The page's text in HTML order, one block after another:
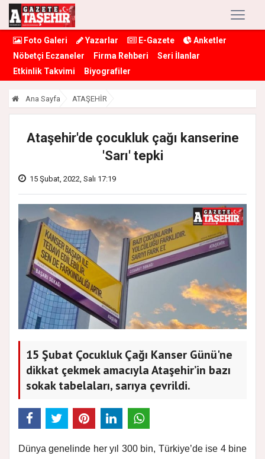
Foto Galeri Yazarlar E-Gazete
Anketler
Nöbetçi Eczaneler
Firma Rehberi
Seri İlanlar
Etkinlik Takvimi
Biyografiler
Ana Sayfa ATAŞEHİR
Ataşehir'de çocukluk çağı kanserine
'Sarı' tepki
15 Şubat, 2022, Salı 17:19
15 Şubat Çocukluk Çağı Kanser Günü'ne
dikkat çekmek amacıyla Ataşehir’in bazı
sokak tabelaları, sarıya çevrildi.
Dünya genelinde her yıl 300 bin, Türkiye’de ise 4 bine